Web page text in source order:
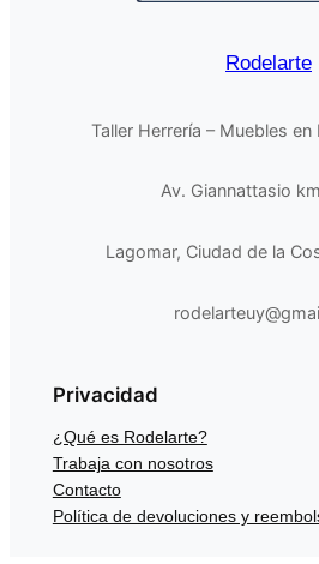
Rodelarte
Taller Herrería – Muebles
Av. Giannattasio
Lagomar, Ciudad de la
Privacidad
¿Qué es Rodelarte?
Trabaja con nosotros
Contacto
Política de devoluciones y